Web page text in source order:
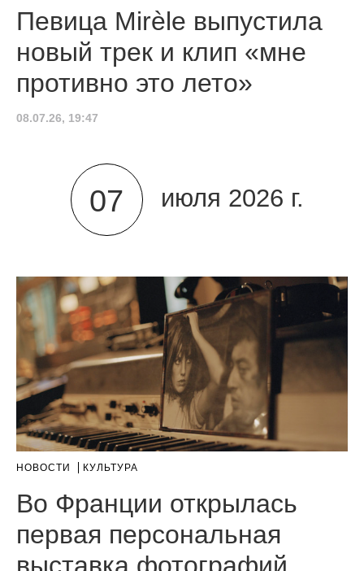
Певица Mirèle выпустила
новый трек и клип «мне
противно это лето»
08.07.26, 19:47
07 июля 2026 г.
НОВОСТИ КУЛЬТУРА
Во Франции открылась
первая персональная